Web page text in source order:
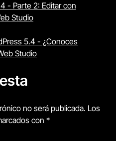
- Parte 2: Editar con
Studio
5.4 - ¿Conoces
Studio
no será publicada. Los
con *